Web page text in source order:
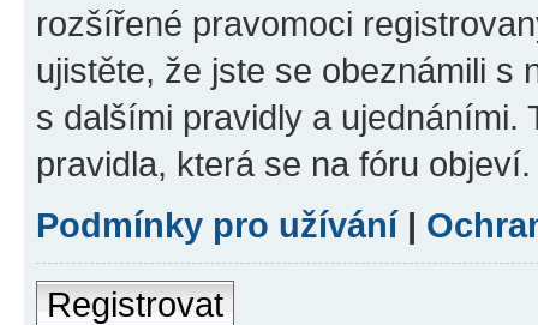
rozšířené pravomoci
ujistěte, že jste se obeznámili s
s dalšími pravidly a ujednáními.
pravidla, která se na fóru objeví.
Podmínky pro užívání|
Registrovat